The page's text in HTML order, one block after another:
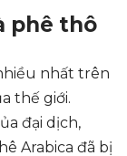
phê thô
nhất trên
thế giới.
đại dịch,
Arabica đã bị